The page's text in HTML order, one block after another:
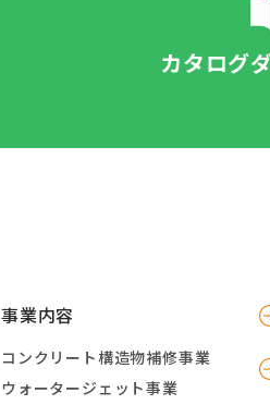
カタログ
事業内容
コンクリート構造物補修事業
ウォータージェット事業